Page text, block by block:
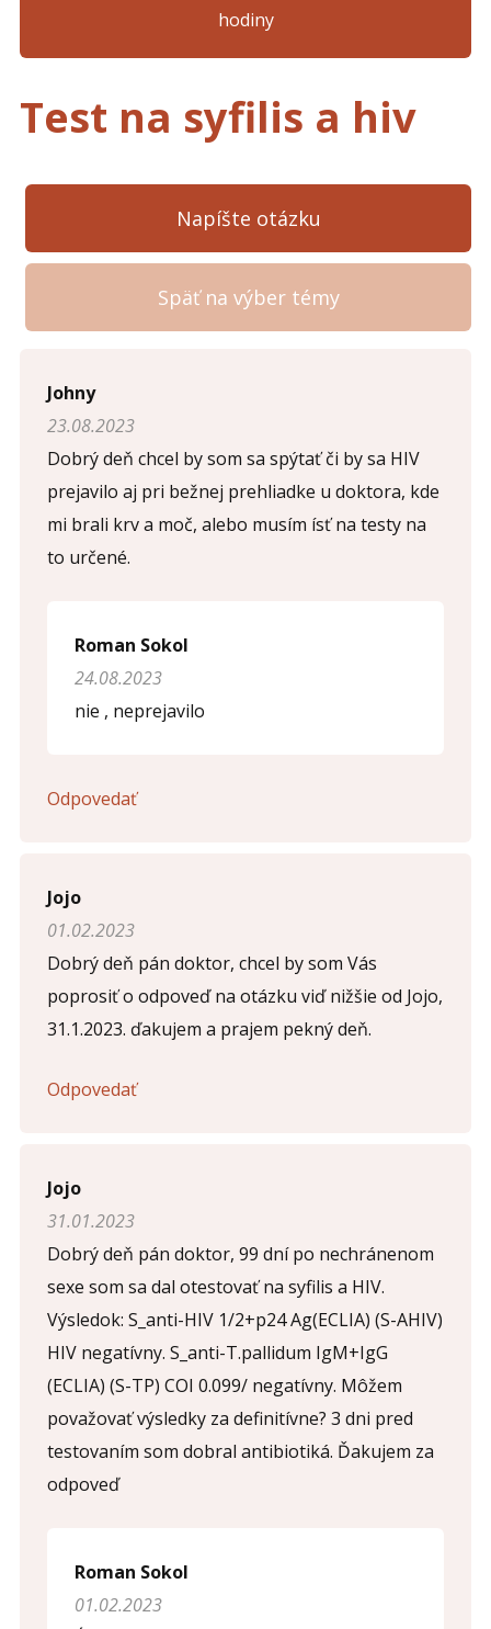
hodiny
Test na syfilis a hiv
Napíšte otázku
Späť na výber témy
Napíšte otázku
Meno (*)
Komentár (*)
Opíšte prvé 4 písmená zo slova "
Johny
23.08.2023
Dobrý deň chcel by som sa spýtať či by sa HIV
prejavilo aj pri bežnej prehliadke u doktora, kde
mi brali krv a moč, alebo musím ísť na testy na
to určené.
Roman Sokol
24.08.2023
nie , neprejavilo
Odpovedať
Jojo
01.02.2023
Dobrý deň pán doktor, chcel by som Vás
poprosiť o odpoveď na otázku viď nižšie od Jojo,
31.1.2023. ďakujem a prajem pekný deň.
Odpovedať
Jojo
31.01.2023
Dobrý deň pán doktor, 99 dní po nechránenom
sexe som sa dal otestovať na syfilis a HIV.
Výsledok: S_anti-HIV 1/2+p24 Ag(ECLIA) (S-AHIV)
HIV negatívny. S_anti-T.pallidum IgM+IgG
(ECLIA) (S-TP) COI 0.099/ negatívny. Môžem
považovať výsledky za definitívne? 3 dni pred
testovaním som dobral antibiotiká. Ďakujem za
odpoveď
Roman Sokol
01.02.2023